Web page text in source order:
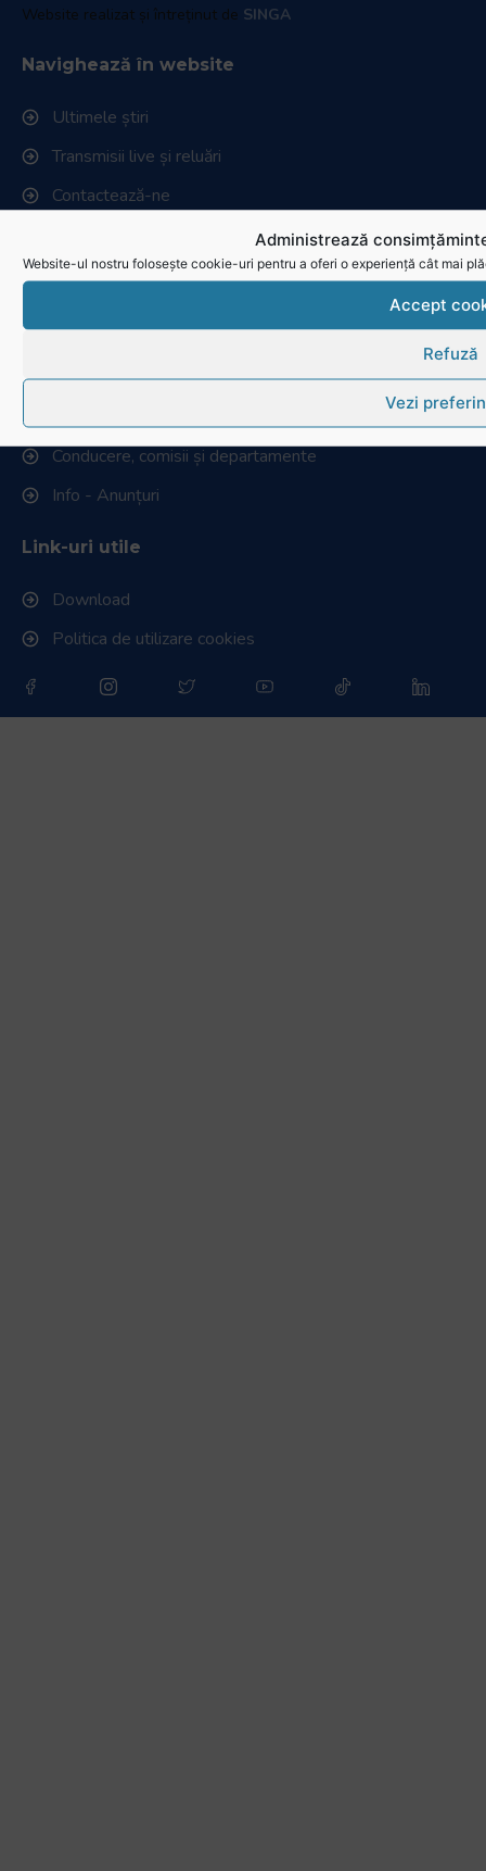
Administrează
Website-ul nostru folosește cookie-uri pentru a oferi o experiență cât mai
Accept
Refuză
Vezi
Website realizat și întreținut de SINGA
Navighează în website
Ultimele știri
Transmisii live și reluări
Contactează-ne
Federația Româna de Rugby
Istoric rugby în România
Cluburi afiliate la FRR
Conducere, comisii și departamente
Info - Anunțuri
Link-uri utile
Download
Politica de utilizare cookies